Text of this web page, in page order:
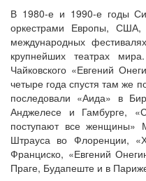
В 1980-е и 1990-е годы
оркестрами Европы,
международных
крупнейших театрах
Чайковского «Евгений
четыре года спустя там же
последовали «Аида» в
Анджелесе и Гамбурге,
поступают все женщины»
Штрауса во Флоренции,
Франциско, «Евгений
Праге, Будапеште и в